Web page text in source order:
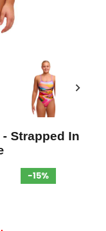
chevron_right
Strapped In